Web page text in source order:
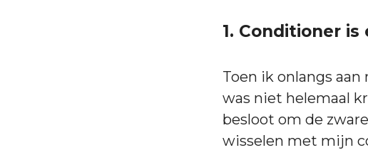
1. Conditioner
Toen ik onlangs
was niet helemaal
besloot om de
wisselen met mijn